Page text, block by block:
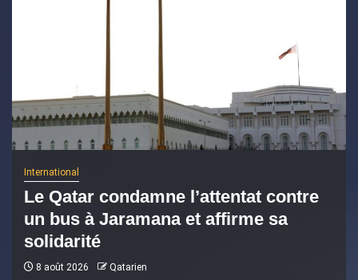
International
Le Qatar condamne l’attentat contre
un bus à Jaramana et affirme sa
solidarité
8 août 2026 Qatarien